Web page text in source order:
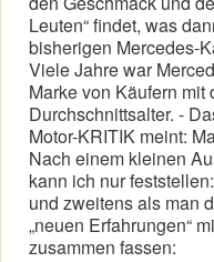
Leuten“ findet, was
bisherigen Mercedes-
Viele Jahre war
Marke von Käufern mit
Durchschnittsalter. -
Motor-KRITIK meint:
Nach einem kleinen
kann ich nur
und zweitens als man
„neuen Erfahrungen“
zusammen fassen: